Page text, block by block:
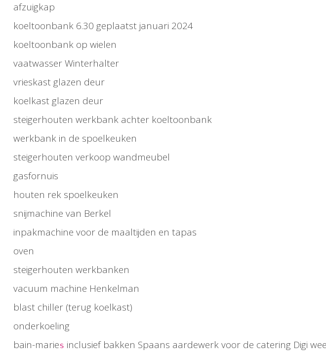
afzuigkap
koeltoonbank 6.30 geplaatst januari 2024
koeltoonbank op wielen
vaatwasser Winterhalter
vrieskast glazen deur
koelkast glazen deur
steigerhouten werkbank achter koeltoonbank
werkbank in de spoelkeuken
steigerhouten verkoop wandmeubel
gasfornuis
houten rek spoelkeuken
snijmachine van Berkel
inpakmachine voor de maaltijden en tapas
oven
steigerhouten werkbanken
vacuum machine Henkelman
blast chiller (terug koelkast)
onderkoeling
bain-maries inclusief bakken Spaans aardewerk voor de catering Digi